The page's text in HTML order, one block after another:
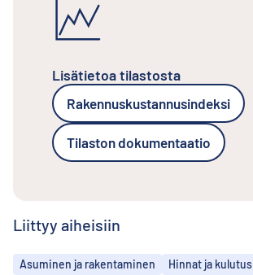
Lisätietoa tilastosta
Rakennuskustannusindeksi
Tilaston dokumentaatio
Liittyy aiheisiin
Aiheet
Asuminen ja rakentaminen Hinnat ja kulutus